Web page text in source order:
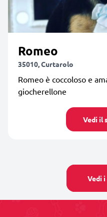
Romeo
35010, Curtarolo
Romeo è coccoloso e
giocherellone
Vedi il
Vedi